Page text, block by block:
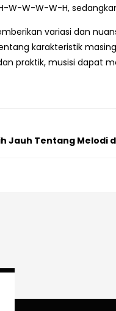
W-W-W-W-H,
variasi dan
karakteristik
praktik, musisi dapat
Jauh Tentang Melodi